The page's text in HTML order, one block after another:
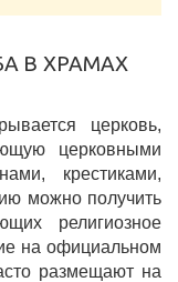
В ХРАМАХ
церковь,
церковными
крестиками,
можно получить
религиозное
на официальном
размещают на